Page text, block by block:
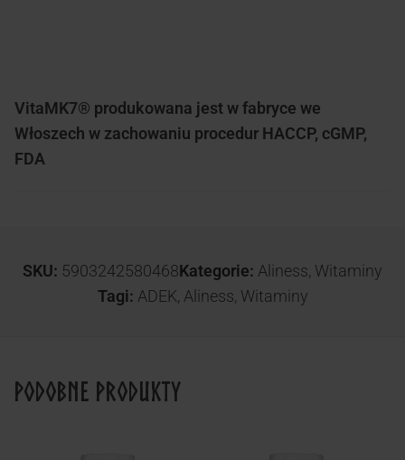
VitaMK7® produkowana jest w fabryce we
Włoszech w zachowaniu procedur HACCP, cGMP,
FDA
SKU: 5903242580468Kategorie: Aliness, Witaminy
Tagi: ADEK, Aliness, Witaminy
Podobne produkty